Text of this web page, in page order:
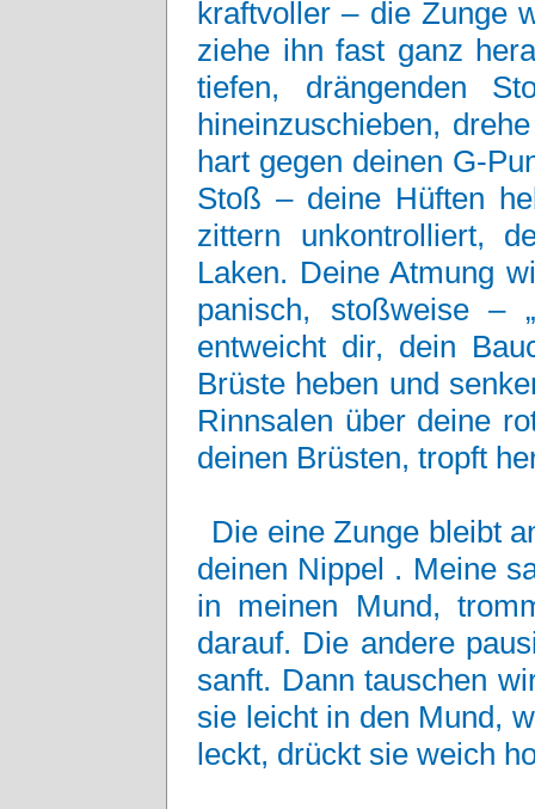
kraftvoller – die Zunge
ziehe ihn fast ganz
tiefen, drängenden
hineinzuschieben,
hart gegen deinen G-
Stoß – deine Hüften
zittern unkontrolliert,
Laken. Deine Atmung
panisch, stoßweise
entweicht dir, dein
Brüste heben und
Rinnsalen über deine
deinen Brüsten, tropft
Die eine Zunge bleibt
deinen Nippel . Meine
in meinen Mund,
darauf. Die andere
sanft. Dann tauschen
sie leicht in den Mund,
leckt, drückt sie weich